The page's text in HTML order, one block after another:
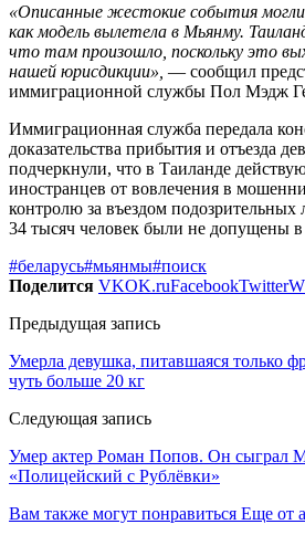
«Описанные жестокие события могли
как модель вылетела в Мьянму.
что там произошло, поскольку это
нашей юрисдикции», — сообщил
иммиграционной службы Пол Мэдж
Иммиграционная служба передала
доказательства прибытия и отъезда
подчеркнули, что в Таиланде
иностранцев от вовлечения в
контролю за въездом
34 тысяч человек были не допущены в
#беларусь#мьянмы#поиск
Поделится VKOK.ruFacebookTwitter
Предыдущая запись
Умерла девушка, питавшаяся только
чуть больше 20 кг
Следующая запись
Умер актер Роман Попов. Он сыграл
«Полицейский с Рублёвки»
Вам также могут понравиться Еще от